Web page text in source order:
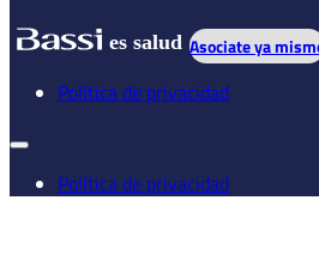
es salud Asociate ya
Política de privacidad
Política de privacidad